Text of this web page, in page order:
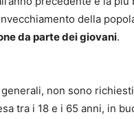
della
da parte dei giovani.
non sono
tra i 18 e i 65 anni, in